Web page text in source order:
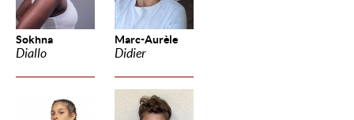
Sokhna
Diallo
Marc-Aurèle
Didier